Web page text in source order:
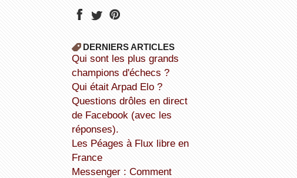
DERNIERS ARTICLES
Qui sont les plus grands
champions d'échecs ?
Qui était Arpad Elo ?
Questions drôles en direct
de Facebook (avec les
réponses).
Les Péages à Flux libre en
France
Messenger : Comment